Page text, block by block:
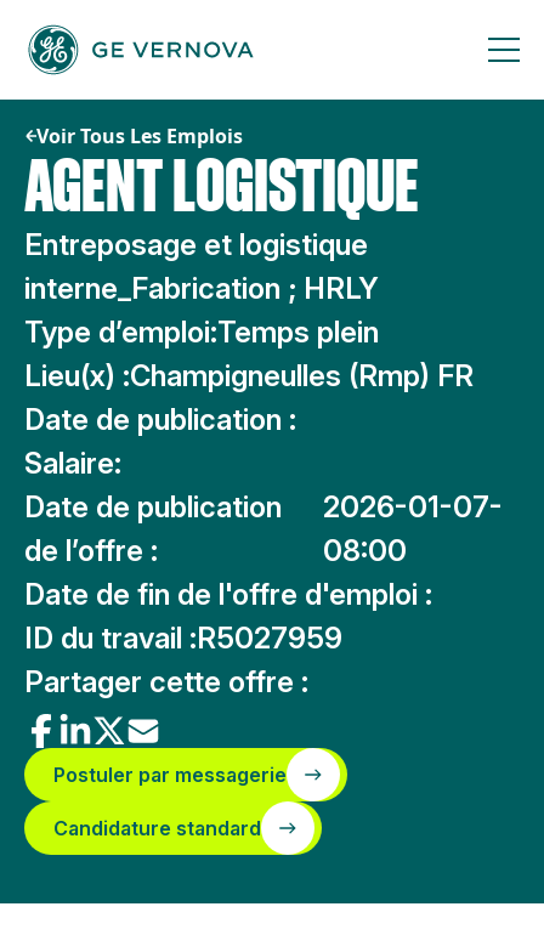
contenu
Voir Tous Les Emplois
AGENT LOGISTIQUE
Entreposage et logistique
interne_Fabrication ; HRLY
Type d’emploi:Temps plein
Lieu(x) :Champigneulles (Rmp) FR
Date de publication :
Salaire:
Date de publication
de l’offre :
2026-01-07-
08:00
Date de fin de l'offre d'emploi :
ID du travail :R5027959
Partager cette offre :
Postuler par messagerie
Candidature standard